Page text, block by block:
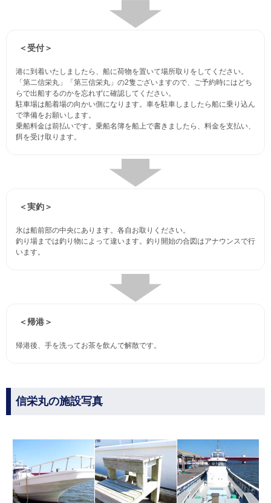
＜受付＞
港に到着いたしましたら、船に荷物を置いて場所取りをしてください。
「第二信栄丸」「第三信栄丸」の2隻ございますので、ご予約時にはどち
らで出船するのかを忘れずに確認してください。
駐車場は船着場の向かい側になります。車を駐車しましたら船に乗り込ん
で準備をお願いします。
乗船料金は前払いです。乗船名簿を船上で書きましたら、料金を支払い、
餌を受け取ります。
＜実釣＞
氷は船前部の中央にあります。各自お取りください。
釣り場までは釣り物によって違います。釣り開始の合図はアナウンスで行
います。
＜帰港＞
帰港後、手を洗ってお茶を飲んで解散です。
信栄丸の施設写真